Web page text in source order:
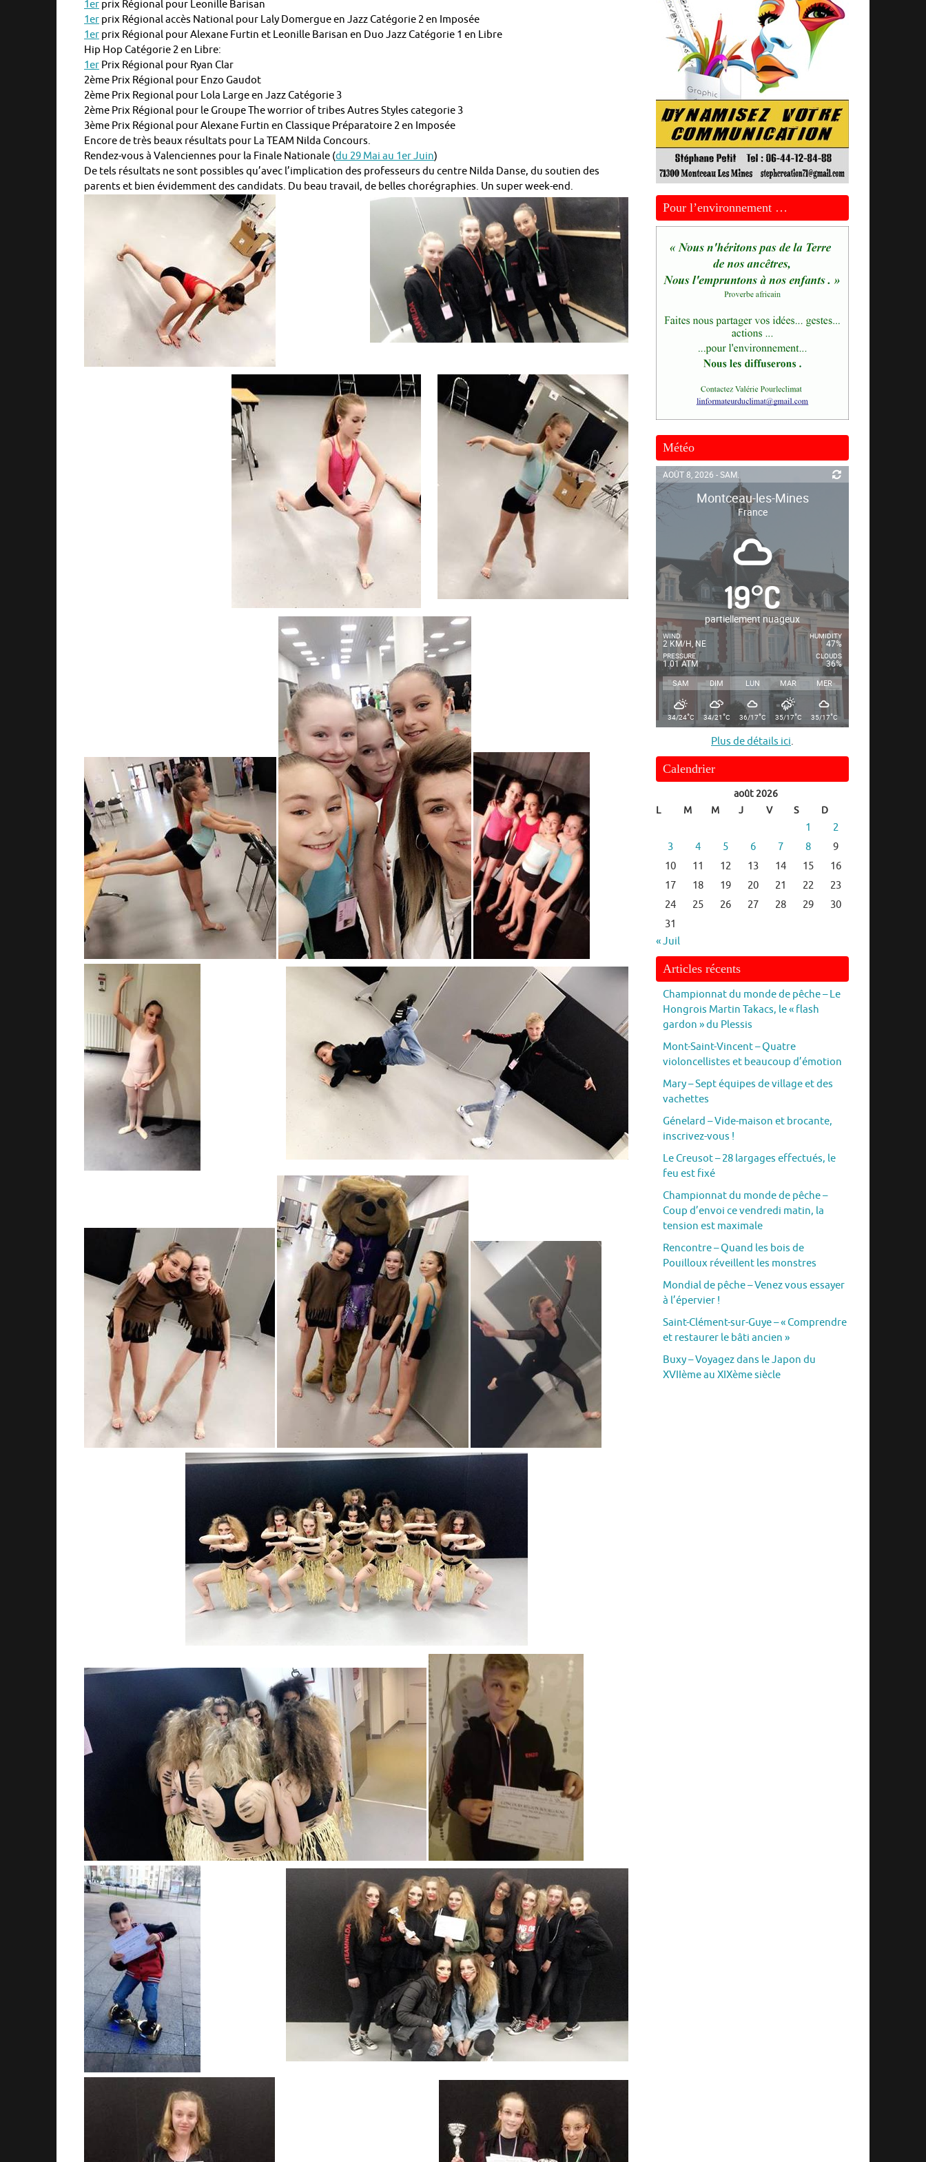
1er prix Régional pour Leonille Barisan
1er prix Régional accès National pour Laly Domergue en Jazz Catégorie 2 en Imposée
1er prix Régional pour Alexane Furtin et Leonille Barisan en Duo Jazz Catégorie 1 en Libre
Hip Hop Catégorie 2 en Libre:
1er Prix Régional pour Ryan Clar
2ème Prix Régional pour Enzo Gaudot
2ème Prix Regional pour Lola Large en Jazz Catégorie 3
2ème Prix Régional pour le Groupe The worrior of tribes Autres Styles categorie 3
3ème Prix Régional pour Alexane Furtin en Classique Préparatoire 2 en Imposée
Encore de très beaux résultats pour La TEAM Nilda Concours.
Rendez-vous à Valenciennes pour la Finale Nationale (du 29 Mai au 1er Juin)
De tels résultats ne sont possibles qu’avec l’implication des professeurs du centre Nilda Danse, du soutien des
parents et bien évidemment des candidats. Du beau travail, de belles chorégraphies. Un super week-end.
Pour l’environnement …
Météo
AOÛT 8, 2026 - SAM.
Montceau-les-Mines
France
19°C
partiellement nuageux
WIND
2 KM/H, NE
PRESSURE
1.01 ATM
HUMIDITY
47%
CLOUDS
36%
SAM DIM LUN MAR MER
34/24°C 34/21°C 36/17°C 35/17°C 35/17°C
Plus de détails ici.
Calendrier
août 2026
L
M M J V S D
1
2
3
4 5 6 7 8
9
10
11 12 13 14 15
16
17
18 19 20 21 22
23
24
25 26 27 28 29
30
31
« Juil
Articles récents
Championnat du monde de pêche – Le
Hongrois Martin Takacs, le « flash
gardon » du Plessis
Mont-Saint-Vincent – Quatre
violoncellistes et beaucoup d’émotion
Mary – Sept équipes de village et des
vachettes
Génelard – Vide-maison et brocante,
inscrivez-vous !
Le Creusot – 28 largages effectués, le
feu est fixé
Championnat du monde de pêche –
Coup d’envoi ce vendredi matin, la
tension est maximale
Rencontre – Quand les bois de
Pouilloux réveillent les monstres
Mondial de pêche – Venez vous essayer
à l’épervier !
Saint-Clément-sur-Guye – « Comprendre
et restaurer le bâti ancien »
Buxy – Voyagez dans le Japon du
XVIIème au XIXème siècle